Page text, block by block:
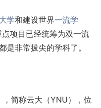
学和建设世界一流学
项目已经统筹为双一流
是非常拔尖的学科了。
简称云大（YNU），位